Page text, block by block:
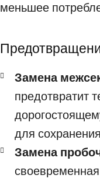
меньшее
Замена
предотвратит
для
Замена